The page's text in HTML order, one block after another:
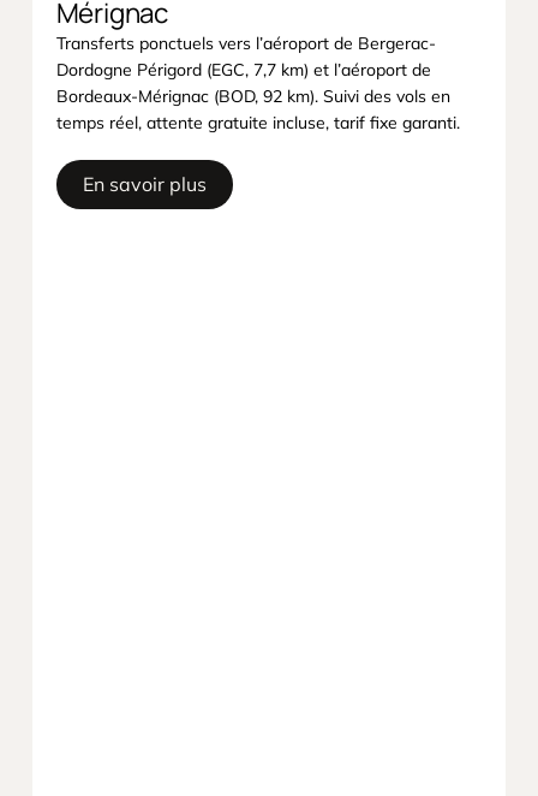
Mérignac
Transferts ponctuels vers l’aéroport de Bergerac-
Dordogne Périgord (EGC, 7,7 km) et l’aéroport de
Bordeaux-Mérignac (BOD, 92 km). Suivi des vols en
temps réel, attente gratuite incluse, tarif fixe garanti.
En savoir plus